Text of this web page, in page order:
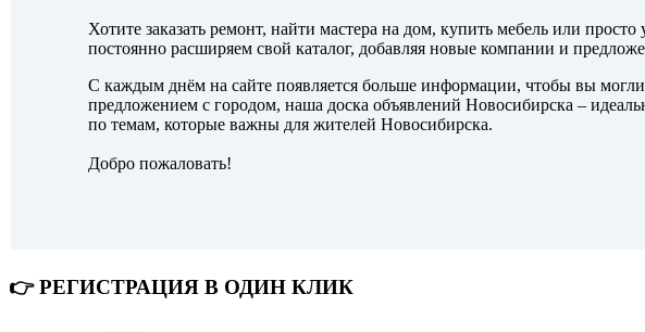
Хотите заказать ремонт, найти мастера на дом, купить мебель или
постоянно расширяем свой каталог, добавляя новые компании и
С каждым днём на сайте появляется больше информации, чтобы вы
предложением с городом, наша доска объявлений Новосибирска –
по темам, которые важны для жителей Новосибирска.
Добро пожаловать!
👉 РЕГИСТРАЦИЯ В ОДИН КЛИК